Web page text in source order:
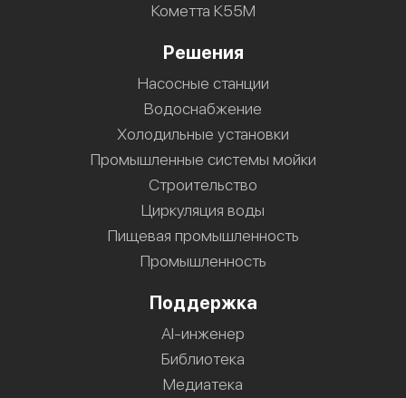
Кометта К55М
Решения
Насосные станции
Водоснабжение
Холодильные установки
Промышленные системы мойки
Строительство
Циркуляция воды
Пищевая промышленность
Промышленность
Поддержка
AI-инженер
Библиотека
Медиатека